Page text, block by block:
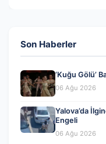
Son Haberler
‘Kuğu Gölü’
06 Ağu 2026
Yalova’da
Engeli
06 Ağu 2026